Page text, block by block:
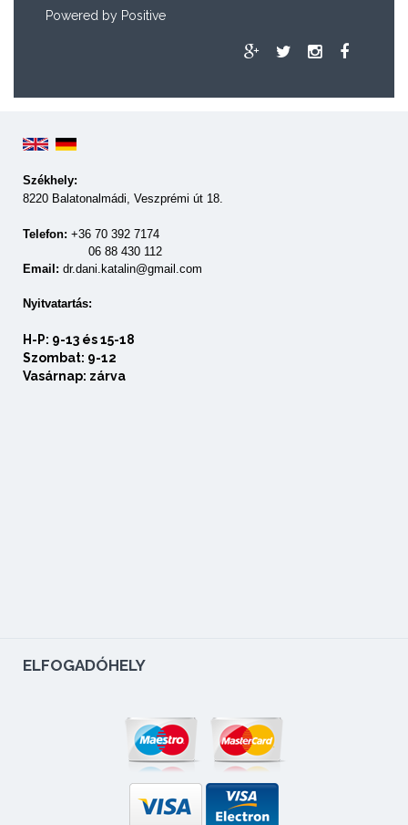
Powered by Positive
Székhely:
8220 Balatonalmádi, Veszprémi út 18.
Telefon: +36 70 392 7174
06 88 430 112
Email: dr.dani.katalin@gmail.com
Nyitvatartás:
H-P: 9-13 és 15-18
Szombat: 9-12
Vasárnap: zárva
ELFOGADÓHELY